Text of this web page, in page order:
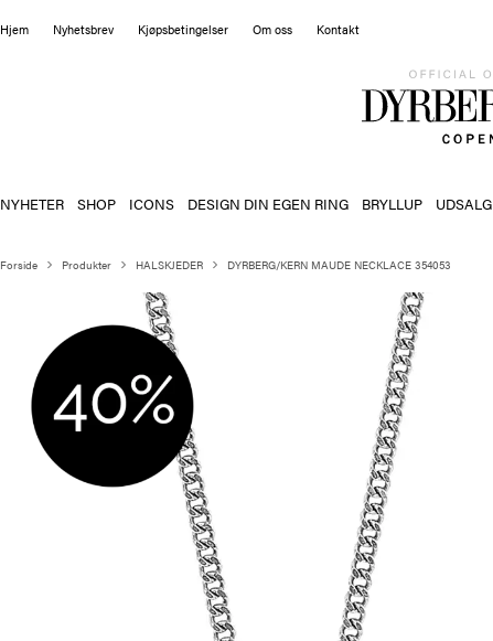
Hjem Nyhetsbrev Kjøpsbetingelser Om oss Kontakt
NYHETER SHOP ICONS DESIGN DIN EGEN RING BRYLLUP UDSALG
Forside Produkter HALSKJEDER DYRBERG/KERN MAUDE NECKLACE 354053